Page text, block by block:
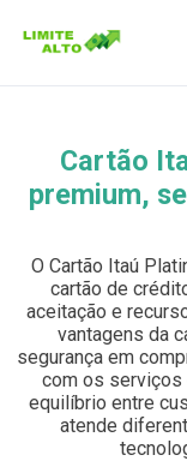
Cartão de crédito
Empréstimo
Legal
Buscar no
Buscar por:
Pressione
Cartão
premium,
O Cartão Itaú
cartão de
aceitação e
vantagens da
segurança em
com os serviços
equilíbrio entre
atende